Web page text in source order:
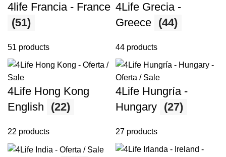
4life Francia - France
(51)
51 products
4Life Grecia -
Greece (44)
44 products
4Life Hong Kong
English
(22)
22 products
4Life Hungría -
Hungary (27)
27 products